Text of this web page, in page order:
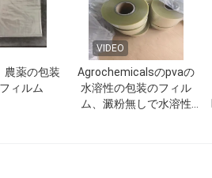
農薬の包装
ィルム
VIDEO
Agrochemicalsのpvaの
水溶性の包装のフィル
ム、澱粉無しで水溶性